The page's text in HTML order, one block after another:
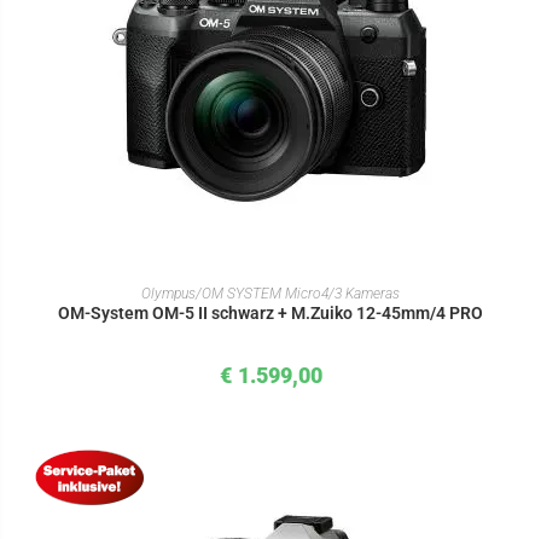
IN DEN WARENKORB
Olympus/OM SYSTEM Micro4/3 Kameras
OM-System OM-5 II schwarz + M.Zuiko 12-45mm/4 PRO
€ 1.599,00